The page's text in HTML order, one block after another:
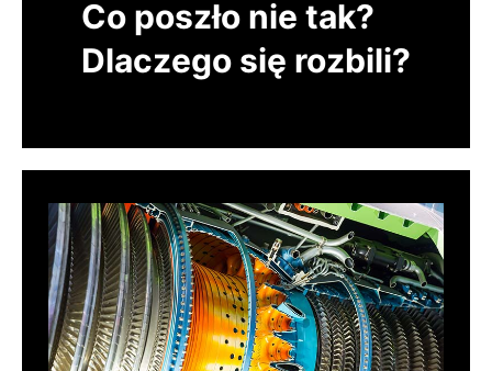
Co poszło nie tak?
Dlaczego się rozbili?